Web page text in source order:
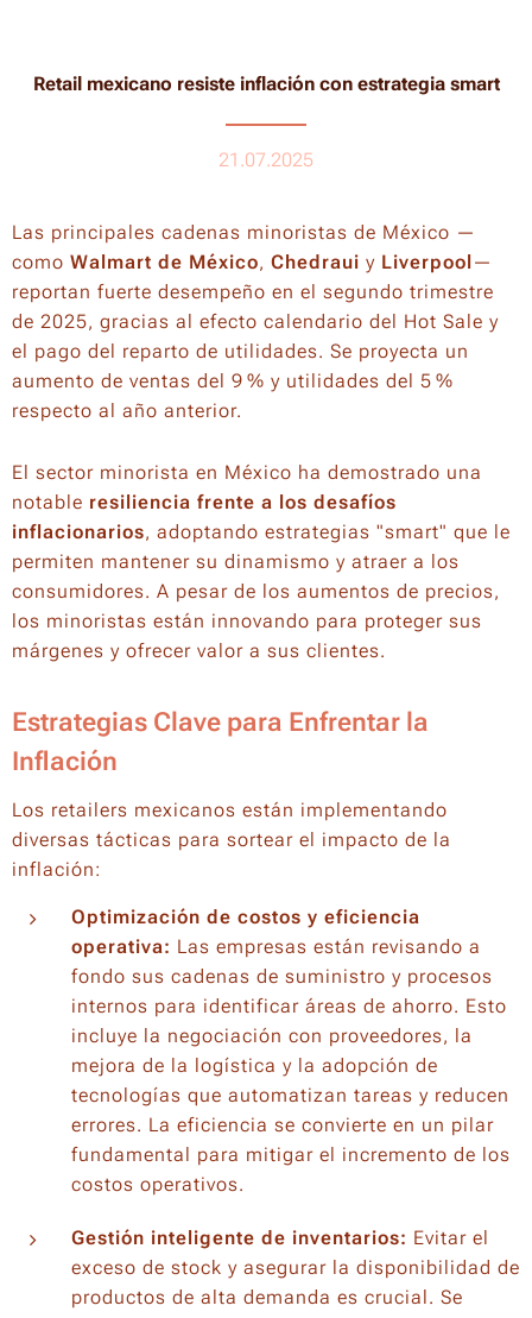
Retail mexicano resiste inflación con estrategia smart
21.07.2025
Las principales cadenas minoristas de México —
como Walmart de México, Chedraui y Liverpool—
reportan fuerte desempeño en el segundo trimestre
de 2025, gracias al efecto calendario del Hot Sale y
el pago del reparto de utilidades. Se proyecta un
aumento de ventas del 9 % y utilidades del 5 %
respecto al año anterior.
El sector minorista en México ha demostrado una
notable resiliencia frente a los desafíos
inflacionarios, adoptando estrategias "smart" que le
permiten mantener su dinamismo y atraer a los
consumidores. A pesar de los aumentos de precios,
los minoristas están innovando para proteger sus
márgenes y ofrecer valor a sus clientes.
Estrategias Clave para Enfrentar la
Inflación
Los retailers mexicanos están implementando
diversas tácticas para sortear el impacto de la
inflación:
Optimización de costos y eficiencia
operativa: Las empresas están revisando a
fondo sus cadenas de suministro y procesos
internos para identificar áreas de ahorro. Esto
incluye la negociación con proveedores, la
mejora de la logística y la adopción de
tecnologías que automatizan tareas y reducen
errores. La eficiencia se convierte en un pilar
fundamental para mitigar el incremento de los
costos operativos.
Gestión inteligente de inventarios: Evitar el
exceso de stock y asegurar la disponibilidad de
productos de alta demanda es crucial. Se